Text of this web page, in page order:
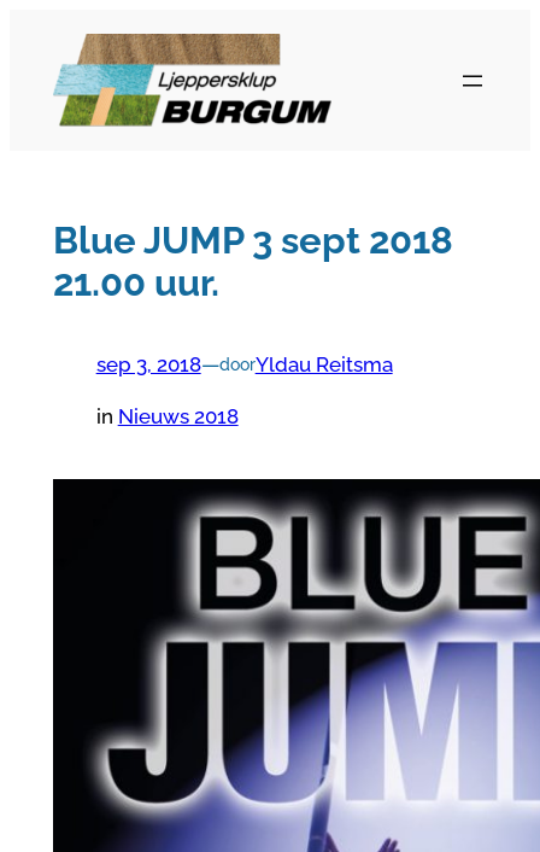
inhoud
Blue JUMP 3 sept 2018
21.00 uur.
sep 3, 2018—doorYldau Reitsma
in Nieuws 2018